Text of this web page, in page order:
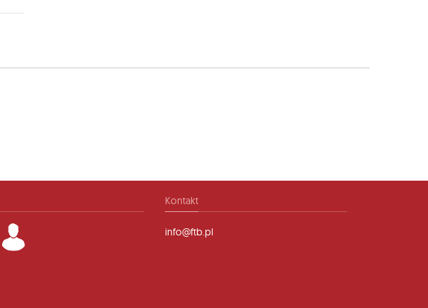
Kontakt
info@ftb.pl